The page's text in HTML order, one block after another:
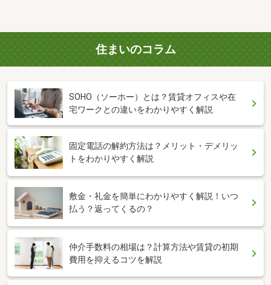
住まいのコラム
SOHO（ソーホー）とは？賃貸オフィスや在
宅ワークとの違いをわかりやすく解説
固定電話の解約方法は？メリット・デメリッ
トをわかりやすく解説
敷金・礼金を簡単にわかりやすく解説！いつ
払う？返ってくるの？
仲介手数料の相場は？計算方法や賃貸の初期
費用を抑えるコツを解説